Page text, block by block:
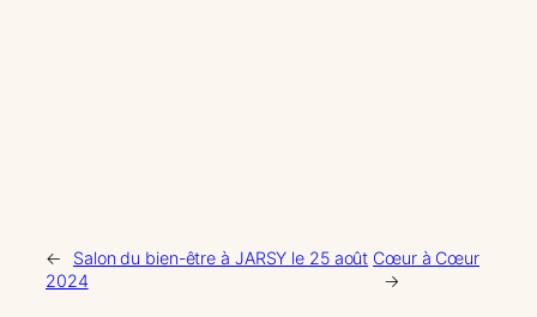
←
Salon du bien-être à JARSY le 25 août
2024
Cœur à Cœur
→